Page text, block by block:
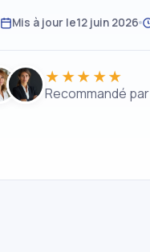
Mis à jour le12 juin 2026
★★★★★
Recommandé par